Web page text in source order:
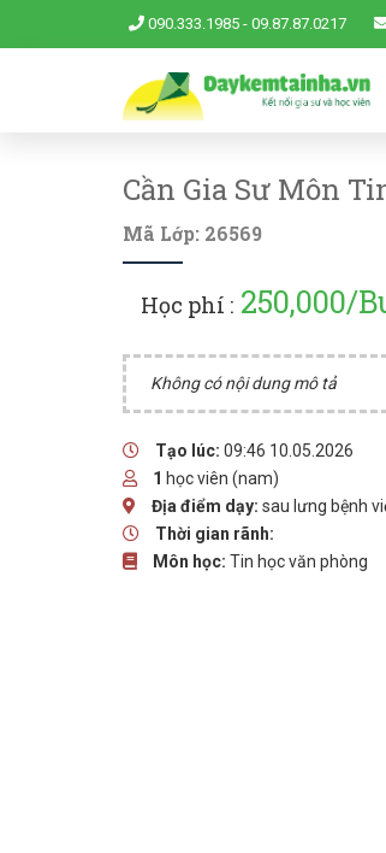
090.333.1985 - 09.87.87.0217
Cần Gia Sư Môn
Mã Lớp: 26569
Học phí : 250,000/
Không có nội dung mô tả
Tạo lúc: 09:46 10.05.2026
1 học viên (nam)
Địa điểm dạy: sau lưng bệnh
Thời gian rãnh:
Môn học: Tin học văn phòng